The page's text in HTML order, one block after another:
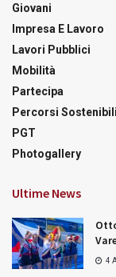
Giovani
Impresa E Lavoro
Lavori Pubblici
Mobilità
Partecipa
Percorsi Sostenibili
PGT
Photogallery
Ultime News
4